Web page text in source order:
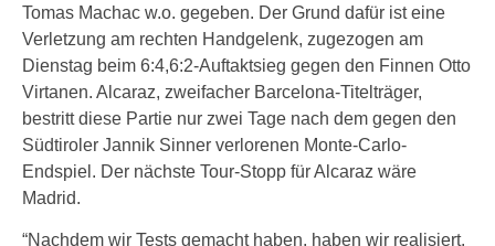
Tomas Machac w.o. gegeben. Der Grund dafür ist eine
Verletzung am rechten Handgelenk, zugezogen am
Dienstag beim 6:4,6:2-Auftaktsieg gegen den Finnen Otto
Virtanen. Alcaraz, zweifacher Barcelona-Titelträger,
bestritt diese Partie nur zwei Tage nach dem gegen den
Südtiroler Jannik Sinner verlorenen Monte-Carlo-
Endspiel. Der nächste Tour-Stopp für Alcaraz wäre
Madrid.
“Nachdem wir Tests gemacht haben, haben wir realisiert,